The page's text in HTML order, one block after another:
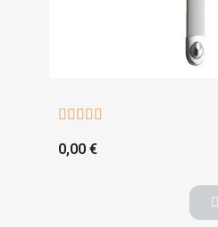
    
0,00 €